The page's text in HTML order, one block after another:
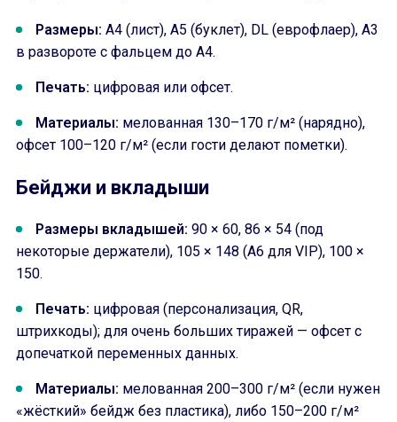
Размеры: A4 (лист), A5 (буклет), DL (еврофлаер), A3
в развороте с фальцем до A4.
Печать: цифровая или офсет.
Материалы: мелованная 130–170 г/м² (нарядно),
офсет 100–120 г/м² (если гости делают пометки).
Бейджи и вкладыши
Размеры вкладышей: 90 × 60, 86 × 54 (под
некоторые держатели), 105 × 148 (A6 для VIP), 100 ×
150.
Печать: цифровая (персонализация, QR,
штрихкоды); для очень больших тиражей — офсет с
допечаткой переменных данных.
Материалы: мелованная 200–300 г/м² (если нужен
«жёсткий» бейдж без пластика), либо 150–200 г/м²